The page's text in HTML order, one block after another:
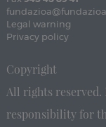
Legal warning
Privacy policy
Copyright
All rights reserved.
responsibility for